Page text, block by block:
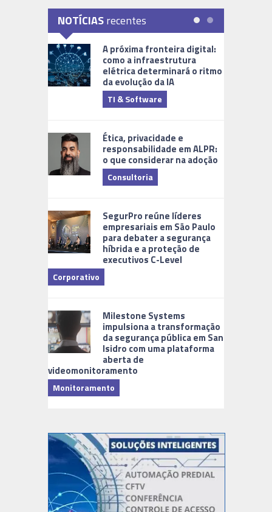
NOTÍCIASrecentes
A próxima fronteira digital:
como a infraestrutura
elétrica determinará o ritmo
da evolução da IA
TI & Software
Ética, privacidade e
responsabilidade em ALPR:
o que considerar na adoção
Consultoria
SegurPro reúne líderes
empresariais em São Paulo
para debater a segurança
híbrida e a proteção de
executivos C-Level
Corporativo
Milestone Systems
impulsiona a transformação
da segurança pública em San
Isidro com uma plataforma
aberta de
videomonitoramento
Monitoramento